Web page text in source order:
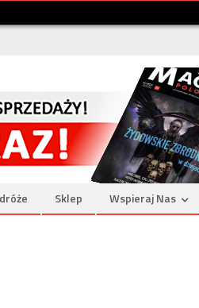
Sklep Wspieraj Nas